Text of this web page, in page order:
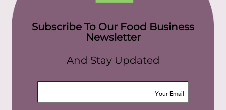
Subscribe To Our Food Business
Newsletter
And Stay Updated